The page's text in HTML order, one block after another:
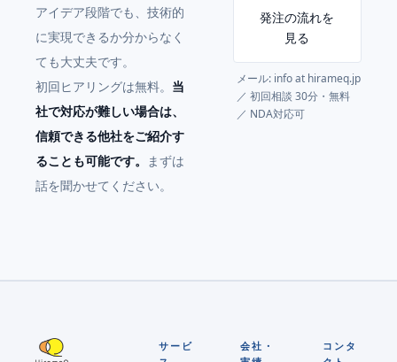
アイデア段階でも、技術的
に実現できるか分からなく
ても大丈夫です。
初回ヒアリングは無料。 当
社で対応が難しい場合は、
信頼できる他社をご紹介す
ることも可能です。
まずは
話を聞かせてください。
発注の流れを
見る
メール: info at hirameq.jp
／ 初回相談 30分・無料
／ NDA対応可
サービ
会社・
コンタ